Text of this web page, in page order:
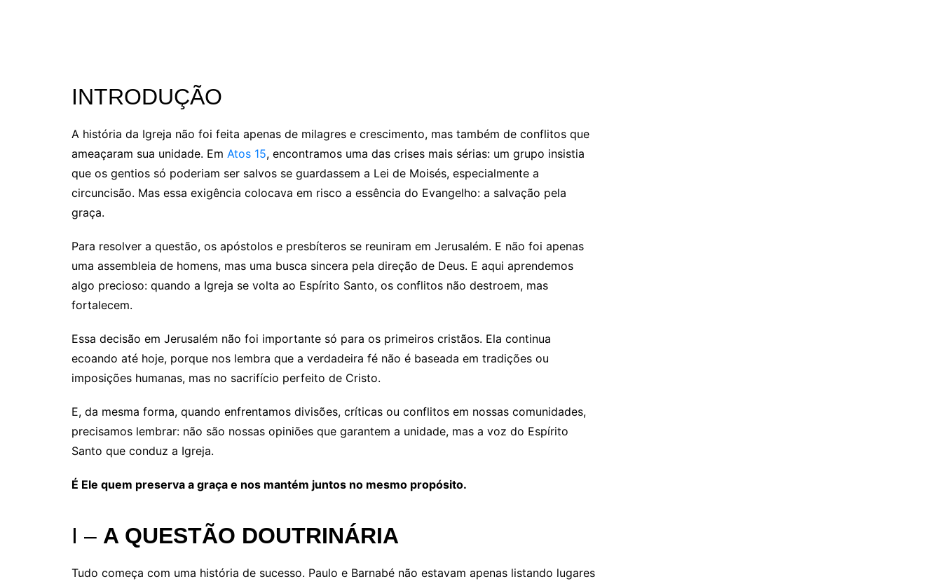
INTRODUÇÃO
A história da Igreja não foi feita apenas de milagres e crescimento, mas também de conflitos que
ameaçaram sua unidade. Em Atos 15, encontramos uma das crises mais sérias: um grupo insistia
que os gentios só poderiam ser salvos se guardassem a Lei de Moisés, especialmente a
circuncisão. Mas essa exigência colocava em risco a essência do Evangelho: a salvação pela
graça.
Para resolver a questão, os apóstolos e presbíteros se reuniram em Jerusalém. E não foi apenas
uma assembleia de homens, mas uma busca sincera pela direção de Deus. E aqui aprendemos
algo precioso: quando a Igreja se volta ao Espírito Santo, os conflitos não destroem, mas
fortalecem.
Essa decisão em Jerusalém não foi importante só para os primeiros cristãos. Ela continua
ecoando até hoje, porque nos lembra que a verdadeira fé não é baseada em tradições ou
imposições humanas, mas no sacrifício perfeito de Cristo.
E, da mesma forma, quando enfrentamos divisões, críticas ou conflitos em nossas comunidades,
precisamos lembrar: não são nossas opiniões que garantem a unidade, mas a voz do Espírito
Santo que conduz a Igreja.
É Ele quem preserva a graça e nos mantém juntos no mesmo propósito.
I – A QUESTÃO DOUTRINÁRIA
Tudo começa com uma história de sucesso. Paulo e Barnabé não estavam apenas listando lugares